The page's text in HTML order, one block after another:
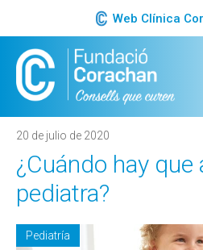
Web Clínica
20 de julio de 2020
¿Cuándo hay que
pediatra?
Pediatría